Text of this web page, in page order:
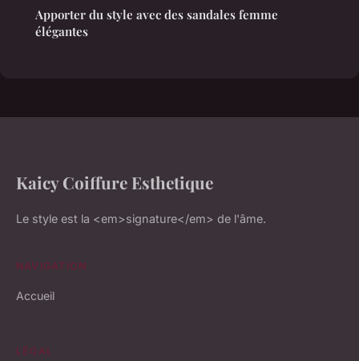
Apporter du style avec des sandales femme
élégantes
Kaicy Coiffure Esthetique
Le style est la <em>signature</em> de l'âme.
NAVIGATION
Accueil
LÉGAL